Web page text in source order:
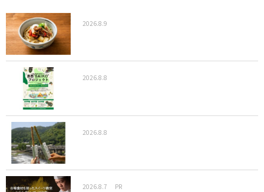
2026.8.9
2026.8.8
2026.8.8
2026.8.7 PR